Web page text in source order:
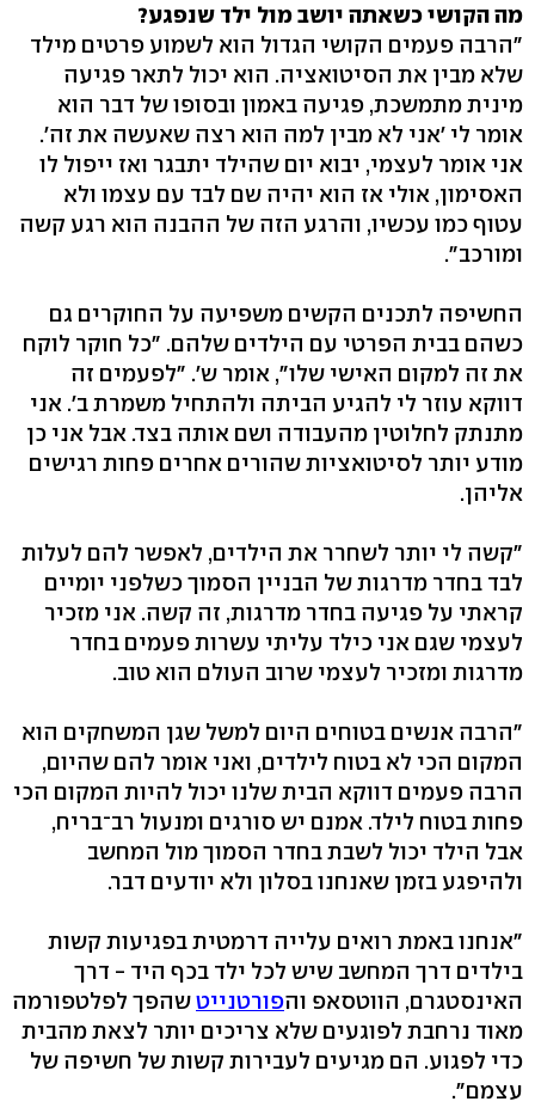
מה הקושי כשאתה יושב מול ילד שנפגע?
"הרבה פעמים הקושי הגדול הוא לשמוע פרטים מילד
שלא מבין את הסיטואציה. הוא יכול לתאר פגיעה
מינית מתמשכת, פגיעה באמון ובסופו של דבר הוא
אומר לי 'אני לא מבין למה הוא רצה שאעשה את זה'.
אני אומר לעצמי, יבוא יום שהילד יתבגר ואז ייפול לו
האסימון, אולי אז הוא יהיה שם לבד עם עצמו ולא
עטוף כמו עכשיו, והרגע הזה של ההבנה הוא רגע קשה
ומורכב".
החשיפה לתכנים הקשים משפיעה על החוקרים גם
כשהם בבית הפרטי עם הילדים שלהם. "כל חוקר לוקח
את זה למקום האישי שלו", אומר ש'. "לפעמים זה
דווקא עוזר לי להגיע הביתה ולהתחיל משמרת ב'. אני
מתנתק לחלוטין מהעבודה ושם אותה בצד. אבל אני כן
מודע יותר לסיטואציות שהורים אחרים פחות רגישים
אליהן.
"קשה לי יותר לשחרר את הילדים, לאפשר להם לעלות
לבד בחדר מדרגות של הבניין הסמוך כשלפני יומיים
קראתי על פגיעה בחדר מדרגות, זה קשה. אני מזכיר
לעצמי שגם אני כילד עליתי עשרות פעמים בחדר
מדרגות ומזכיר לעצמי שרוב העולם הוא טוב.
"הרבה אנשים בטוחים היום למשל שגן המשחקים הוא
המקום הכי לא בטוח לילדים, ואני אומר להם שהיום,
הרבה פעמים דווקא הבית שלנו יכול להיות המקום הכי
פחות בטוח לילד. אמנם יש סורגים ומנעול רב־בריח,
אבל הילד יכול לשבת בחדר הסמוך מול המחשב
ולהיפגע בזמן שאנחנו בסלון ולא יודעים דבר.
"אנחנו באמת רואים עלייה דרמטית בפגיעות קשות
בילדים דרך המחשב שיש לכל ילד בכף היד - דרך
האינסטגרם, הווטסאפ והפורטנייטשהפך לפלטפורמה
מאוד נרחבת לפוגעים שלא צריכים יותר לצאת מהבית
כדי לפגוע. הם מגיעים לעבירות קשות של חשיפה של
עצמם".